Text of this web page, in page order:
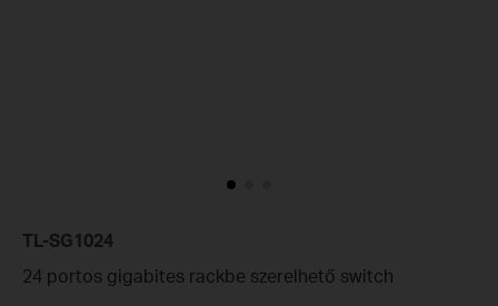
TL-SG1024
24 portos gigabites rackbe szerelhető switch